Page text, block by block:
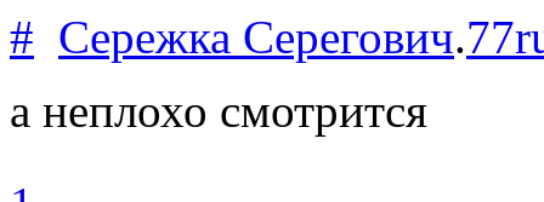
# Сережка Серегович.
а неплохо смотрится